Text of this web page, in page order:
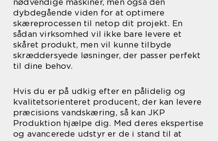
nødvendige maskiner, men også den
dybdegående viden for at optimere
skæreprocessen til netop dit projekt. En
sådan virksomhed vil ikke bare levere et
skåret produkt, men vil kunne tilbyde
skræddersyede løsninger, der passer perfekt
til dine behov.
Hvis du er på udkig efter en pålidelig og
kvalitetsorienteret producent, der kan levere
præcisions vandskæring, så kan JKP
Produktion hjælpe dig. Med deres ekspertise
og avancerede udstyr er de i stand til at